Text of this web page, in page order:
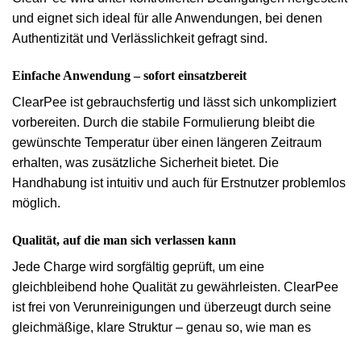
und eignet sich ideal für alle Anwendungen, bei denen
Authentizität und Verlässlichkeitgefragt sind.
Einfache Anwendung – sofort einsatzbereit
ClearPee ist gebrauchsfertig und lässt sich unkompliziert
vorbereiten. Durch die stabile Formulierung bleibt die
gewünschte Temperatur über einen längeren Zeitraum
erhalten, was zusätzliche Sicherheit bietet. Die
Handhabung ist intuitiv und auch für Erstnutzer problemlos
möglich.
Qualität, auf die man sich verlassen kann
Jede Charge wird sorgfältig geprüft, um eine
gleichbleibend hohe Qualität zu gewährleisten. ClearPee
ist frei von Verunreinigungen und überzeugt durch seine
gleichmäßige, klare Struktur – genau so, wie man es